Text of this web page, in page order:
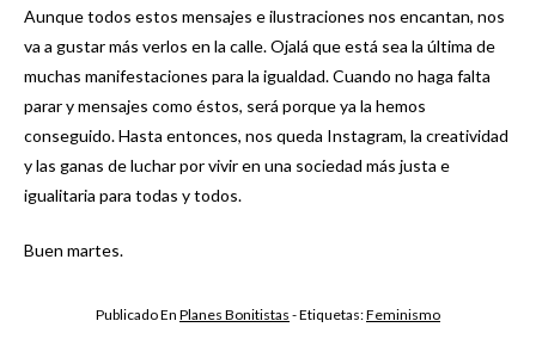
Aunque todos estos mensajes e ilustraciones nos encantan, nos
va a gustar más verlos en la calle. Ojalá que está sea la última de
muchas manifestaciones para la igualdad. Cuando no haga falta
parar y mensajes como éstos, será porque ya la hemos
conseguido. Hasta entonces, nos queda Instagram, la creatividad
y las ganas de luchar por vivir en una sociedad más justa e
igualitaria para todas y todos.
Buen martes.
Publicado En Planes Bonitistas - Etiquetas:Feminismo